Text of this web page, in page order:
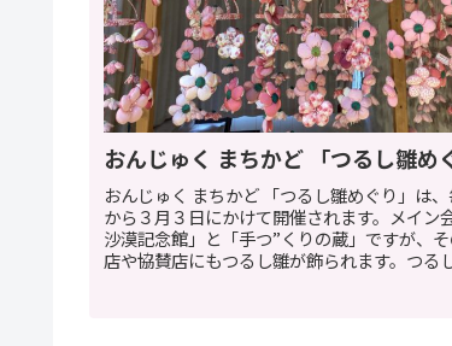
おんじゅく まちかど 「つるし雛め
おんじゅく まちかど 「つるし雛めぐり」は
から３月３日にかけて開催されます。メイン
沙漠記念館」と「手つ”くりの蔵」ですが、
店や協賛店にもつるし雛が飾られます。つる